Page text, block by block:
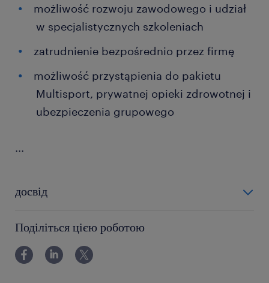
możliwość rozwoju zawodowego i udział
w specjalistycznych szkoleniach
zatrudnienie bezpośrednio przez firmę
możliwość przystąpienia do pakietu
Multisport, prywatnej opieki zdrowotnej i
ubezpieczenia grupowego
...
досвід
Поділіться цією роботою